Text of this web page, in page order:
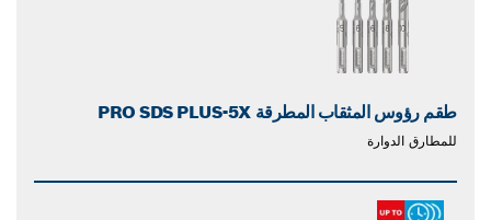
طقم رؤوس المثقاب المطرقة PRO SDS PLUS-5X
للمطارق الدوارة